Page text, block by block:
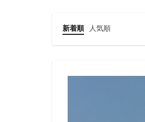
新着順 人気順